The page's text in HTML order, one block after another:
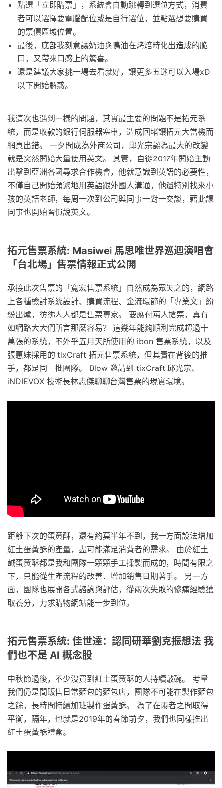
點選「立即購票」，系統會自動跳轉到選位方式，消費
者可以選擇要電腦配位或是自行選位，並點選想要購買
的票價區域位置。
最後，底部我刻意讓奶油與鴨油在烤焙時化出造成的脆
口，又帶來口感上的驚喜。
還是建議大家挑一場去看就好，讓更多五迷可以入場xD
以下開始解惑。
我這次也遇到一樣的問題，其實最主要的問題不是拓元系
統，而是收款的銀行伺服器塞車，造成回堵讓拓元大當機而
網頁出錯。 一夕間成為外商公司，邱光宗認為最大的改變
就是突然開始大量使用英文。 其實，自從2017年開始主動
出擊到亞洲各國尋求合作機會，他就意識到英語的必要性，
不僅自己開始頻繁地用英語跟外國人溝通，他還特別找來小
孩的英語老師，每周一次到公司與同事一對一交談，藉此讓
同事也開始習慣說英文。
拓元售票系統: Masiwei 馬思唯世界巡迴演唱會
「台北場」售票情報正式公開
承接此次售票的「寬宏售票系統」自然成為眾矢之的，網路
上各種檢討系統設計、購買流程、金流環節的「專業文」紛
紛出爐，彷彿人人都是售票專家。 要應付萬人搶票，真有
如網路大大們所言那麼容易？ 這幾年能夠順利完成超過十
萬張的系統，不外乎五月天所使用的 ibon 售票系統，以及
張惠妹採用的 tixCraft 拓元售票系統，但其實在背後的推
手，都是同一批團隊。 Blow 邀請到 tixCraft 邱光宗、
iNDIEVOX 技術長林志傑聊聊台灣售票的現實環境。
距離下次的蛋黃酥，還有約莫半年不到，我一方面設法增加
紅土蛋黃酥的產量，盡可能滿足消費者的需求。 由於紅土
鹹蛋黃酥都是我和團隊一顆顆手工揉製而成的，時間有限之
下，只能從生產流程的改善、增加銷售日期著手。 另一方
面，團隊也展開各式諮詢與評估，從兩次失敗的慘痛經驗獲
取養分，力求購物網站能一步到位。
拓元售票系統: 佳世達：認同研華劉克振想法 我
們也不是 AI 概念股
中秋節過後，不少沒買到紅土蛋黃酥的人持續敲碗。 考量
我們仍是間販售日常麵包的麵包店，團隊不可能在製作麵包
之餘，長時間持續加班製作蛋黃酥。 為了在兩者之間取得
平衡，隔年，也就是2019年的春節前夕，我們也同樣推出
紅土蛋黃酥禮盒。